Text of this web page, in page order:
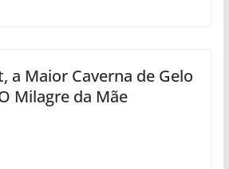
a Maior Caverna de Gelo
Milagre da Mãe